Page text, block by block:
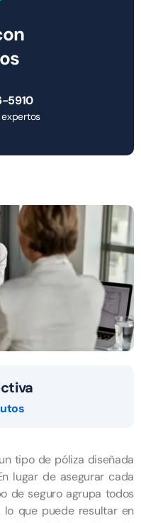
5910
expertos
tipo de póliza diseñada
lugar de asegurar cada
de seguro agrupa todos
lo que puede resultar en